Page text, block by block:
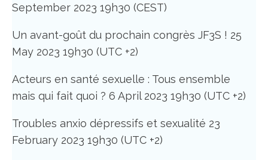
September 2023 19h30 (CEST)
Un avant-goût du prochain congrès JF3S ! 25
May 2023 19h30 (UTC +2)
Acteurs en santé sexuelle : Tous ensemble
mais qui fait quoi ? 6 April 2023 19h30 (UTC +2)
Troubles anxio dépressifs et sexualité 23
February 2023 19h30 (UTC +2)